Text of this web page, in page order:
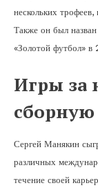
нескольких
Также он был
«Золотой футбол» в
Игры за
сборную
Сергей Манякин
различных
течение своей